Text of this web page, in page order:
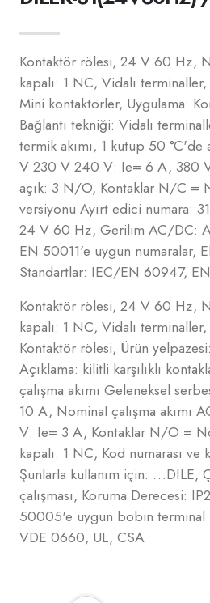
Kontaktör rölesi, 24 V 60 Hz,
kapalı: 1 NC, Vidalı
Mini kontaktörler, Uygulama:
Bağlantı tekniği: Vidalı
termik akımı, 1 kutup 50
V 230 V 240 V: Ie= 6 A, 380
açık: 3 N/O, Kontaklar N/C =
versiyonu Ayırt edici numara:
24 V 60 Hz, Gerilim AC/DC:
EN 50011'e uygun numaralar,
Standartlar: IEC/EN 60947,
Kontaktör rölesi, 24 V 60 Hz,
kapalı: 1 NC, Vidalı terminaller,
Kontaktör rölesi, Ürün
Açıklama: kilitli karşılıklı
çalışma akımı Geleneksel
10 A, Nominal çalışma
V: Ie= 3 A, Kontaklar N/O =
kapalı: 1 NC, Kod numarası
Şunlarla kullanım için: …DILE,
çalışması, Koruma Derecesi:
50005'e uygun bobin
VDE 0660, UL, CSA